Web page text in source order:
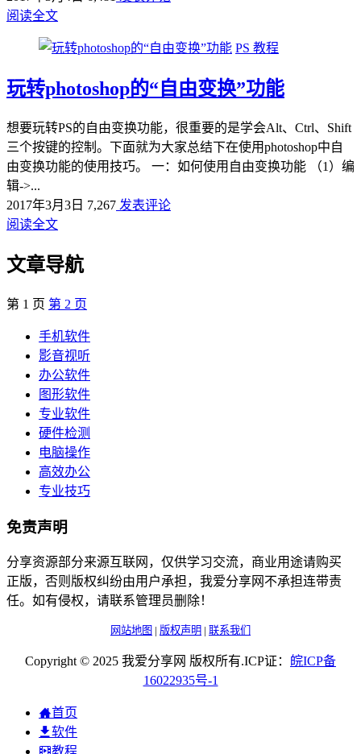
阅读全文
PS 教程
玩转photoshop的“自由变换”功能
想要玩转PS的自由变换功能，很重要的是学会Alt、Ctrl、Shift
三个按键的控制。下面就为大家总结下在使用photoshop中自
由变换功能的使用技巧。 一：如何使用自由变换功能 （1）编
辑->...
2017年3月3日 7,267 发表评论
阅读全文
文章导航
第 1 页 第 2 页
手机软件
影音视听
办公软件
图形软件
专业软件
硬件检测
电脑操作
高效办公
专业技巧
免责声明
分享资源部分来源互联网，仅供学习交流，商业用途请购买
正版，否则版权纠纷由用户承担，我爱分享网不承担连带责
任。如有侵权，请联系管理员删除！
网站地图 | 版权声明 | 联系我们
Copyright © 2025 我爱分享网 版权所有.ICP证： 皖ICP备
16022935号-1
首页
软件